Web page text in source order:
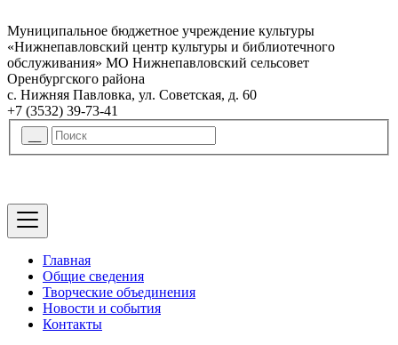
Муниципальное бюджетное учреждение культуры
«Нижнепавловский центр культуры и библиотечного
обслуживания» МО Нижнепавловский сельсовет
Оренбургского района
с. Нижняя Павловка, ул. Советская, д. 60
+7 (3532) 39-73-41
Главная
Общие сведения
Творческие объединения
Новости и события
Контакты